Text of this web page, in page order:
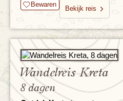
Bewaren
Bekijk reis
Wandelreis Kreta
8 dagen